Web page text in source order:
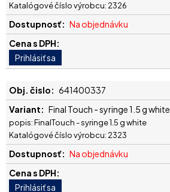
Katalógové číslo výrobcu: 2326
Na objednávku
641400337
Final Touch - syringe 1.5 g white
popis: FinalTouch - syringe 1.5 g white
Katalógové číslo výrobcu: 2323
Na objednávku